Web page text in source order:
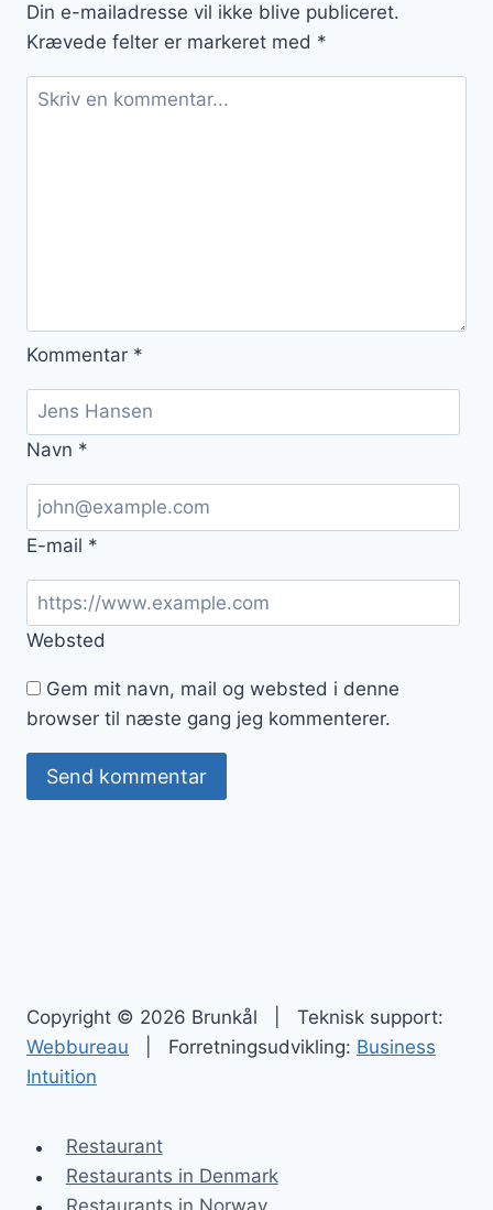
Din e-mailadresse vil ikke blive publiceret.
Krævede felter er markeret med *
Kommentar *
Navn *
E-mail *
Websted
Gem mit navn, mail og websted i denne
browser til næste gang jeg kommenterer.
Copyright © 2026 Brunkål | Teknisk support:
Webbureau | Forretningsudvikling: Business
Intuition
Restaurant
Restaurants in Denmark